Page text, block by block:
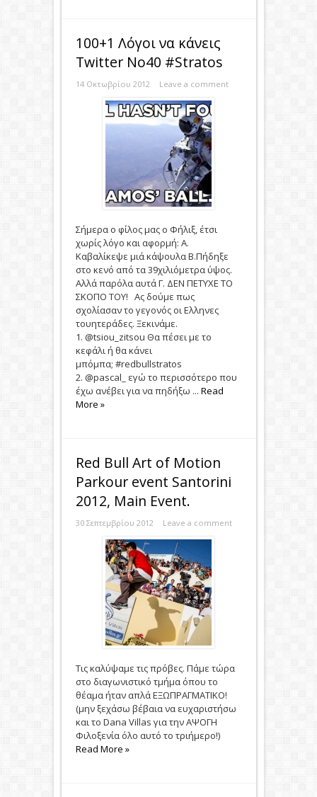
100+1 Λόγοι να κάνεις
Twitter No40 #Stratos
14 Οκτωβρίου 2012 Leave a comment
Σήμερα ο φίλος μας ο Φήλιξ, έτσι
χωρίς λόγο και αφορμή: A.
Καβαλίκεψε μιά κάψουλα Β.Πήδηξε
στο κενό από τα 39χιλιόμετρα ύψος.
Αλλά παρόλα αυτά Γ. ΔΕΝ ΠΕΤΥΧΕ ΤΟ
ΣΚΟΠΟ ΤΟΥ! Ας δούμε πως
σχολίασαν το γεγονός οι Ελληνες
τουητεράδες. Ξεκινάμε.
1. @tsiou_zitsou Θα πέσει με το
κεφάλι ή θα κάνει
μπόμπα; #redbullstratos
2. @pascal_ εγώ το περισσότερο που
έχω ανέβει για να πηδήξω ... Read
More »
Red Bull Art of Motion
Parkour event Santorini
2012, Main Event.
30 Σεπτεμβρίου 2012 Leave a comment
Τις καλύψαμε τις πρόβες. Πάμε τώρα
στο διαγωνιστικό τμήμα όπου το
θέαμα ήταν απλά ΕΞΩΠΡΑΓΜΑΤΙΚΟ!
(μην ξεχάσω βέβαια να ευχαριστήσω
και τo Dana Villas για την ΑΨΟΓΗ
Φιλοξενία όλο αυτό το τριήμερο!)
Read More »